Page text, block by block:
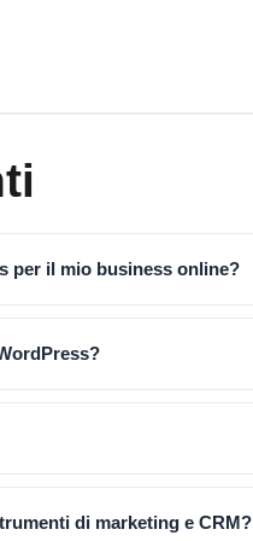
per il mio business online?
di marketing e CRM?